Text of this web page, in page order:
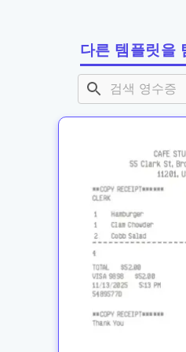
다른 템플릿을